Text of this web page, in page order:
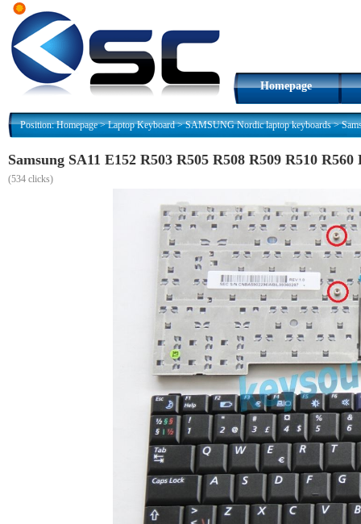
Homepage
Position:Homepage>Laptop Keyboard>SAMSUNG Nordic laptop keyboards>
Samsung SA11 E152 R503 R505 R508 R509 R510
(534 clicks)